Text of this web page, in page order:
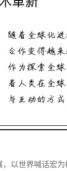
，以世界喊话宏